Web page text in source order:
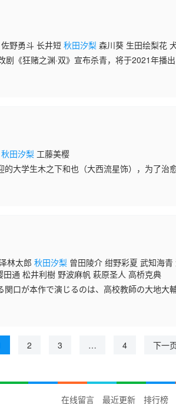
野勇斗 长井短秋田汐梨 森川葵 生田绘梨花
剧《狂赌之渊·双》宣布杀青，将于2021年播
早乙女芽亚里为主角，讲述在蛇喰梦子转学到
秋田汐梨 工藤美樱
的大学生木之下和也（大西流星饰），为了治
心灵创伤，半是赌气地申请了出租女友。出现
林太郎秋田汐梨 曾田陵介 绀野彩夏 武知海
通 松井利樹 野波麻帆 萩原圣人 高桥克典
関口が本作で演じるのは、高校教師の大地大
殺した過去を持つ大輔は、それから3年後に
2 3 … 4 下一
在线留言 最近更新 排行榜